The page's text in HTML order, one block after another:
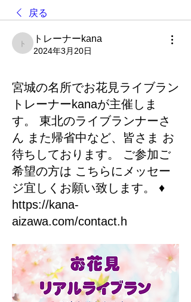
戻る
トレーナーkana
トレーナーkana
2024年3月20日
宮城の名所でお花見ライブラン
トレーナーkanaが主催しま
す。 東北のライブランナーさ
ん また帰省中など、皆さま お
待ちしております。 ご参加ご
希望の方は こちらにメッセー
ジ宜しくお願い致します。 ♦︎
https://kana-
aizawa.com/contact.h